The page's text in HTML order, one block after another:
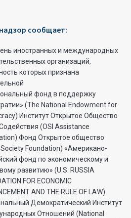
сообщает:
иностранных и международных
организаций,
которых признана
фонд в поддержку
(The National Endowment for
Институт Открытое Общество
(OSI Assistance
Фонд Открытое общество
Foundation) «Американо-
фонд по экономическому и
развитию» (U.S. RUSSIA
FOR ECONOMIC
AND THE RULE OF LAW)
Демократический Институт
Отношений (National